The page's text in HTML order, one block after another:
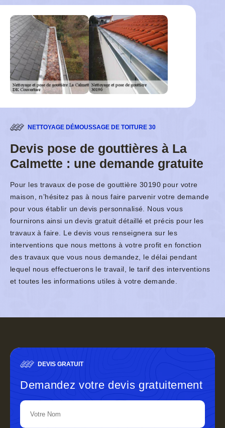
NETTOYAGE DÉMOUSSAGE DE TOITURE 30
Devis pose de gouttières à La
Calmette : une demande gratuite
Pour les travaux de pose de gouttière 30190 pour votre
maison, n’hésitez pas à nous faire parvenir votre demande
pour vous établir un devis personnalisé. Nous vous
fournirons ainsi un devis gratuit détaillé et précis pour les
travaux à faire. Le devis vous renseignera sur les
interventions que nous mettons à votre profit en fonction
des travaux que vous nous demandez, le délai pendant
lequel nous effectuerons le travail, le tarif des interventions
et toutes les informations utiles à votre demande.
DEVIS GRATUIT
Demandez votre devis gratuitement